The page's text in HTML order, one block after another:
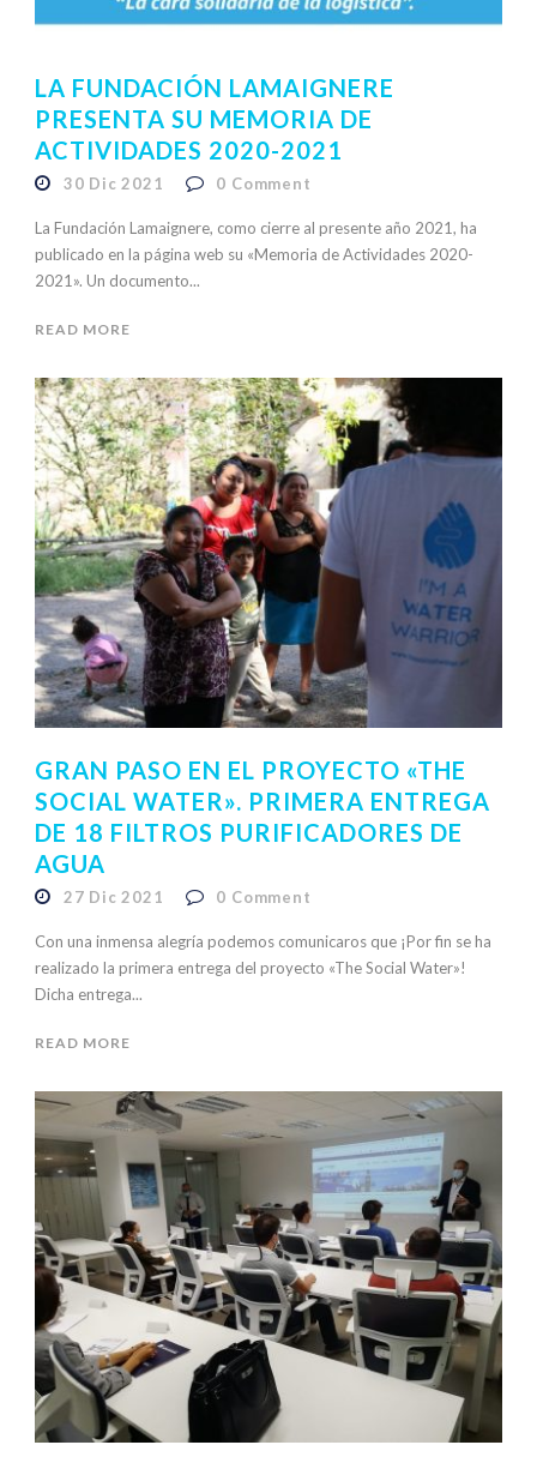
LA FUNDACIÓN LAMAIGNERE
PRESENTA SU MEMORIA DE
ACTIVIDADES 2020-2021
30 Dic 2021 0 Comment
La Fundación Lamaignere, como cierre al presente año 2021, ha
publicado en la página web su «Memoria de Actividades 2020-
2021». Un documento...
READ MORE
GRAN PASO EN EL PROYECTO «THE
SOCIAL WATER». PRIMERA ENTREGA
DE 18 FILTROS PURIFICADORES DE
AGUA
27 Dic 2021 0 Comment
Con una inmensa alegría podemos comunicaros que ¡Por fin se ha
realizado la primera entrega del proyecto «The Social Water»!
Dicha entrega...
READ MORE